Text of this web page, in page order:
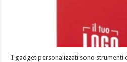
I gadget personalizzati sono strumenti